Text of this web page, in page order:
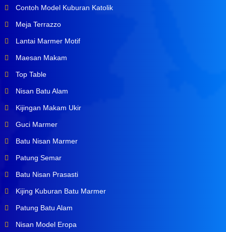
Contoh Model Kuburan Katolik
Meja Terrazzo
Lantai Marmer Motif
Maesan Makam
Top Table
Nisan Batu Alam
Kijingan Makam Ukir
Guci Marmer
Batu Nisan Marmer
Patung Semar
Batu Nisan Prasasti
Kijing Kuburan Batu Marmer
Patung Batu Alam
Nisan Model Eropa